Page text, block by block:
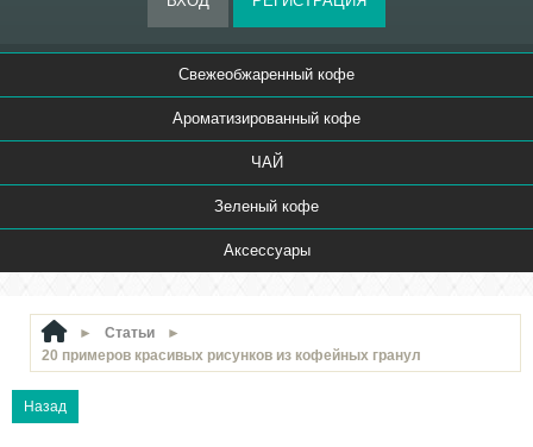
Свежеобжаренный кофе
Ароматизированный кофе
ЧАЙ
Зеленый кофе
Аксессуары
► Статьи
►
20 примеров красивых рисунков из кофейных гранул